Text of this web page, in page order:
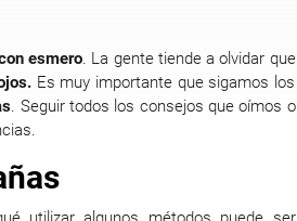
esmero. La gente tiende a olvidar que
Es muy importante que sigamos los
. Seguir todos los consejos que oímos o